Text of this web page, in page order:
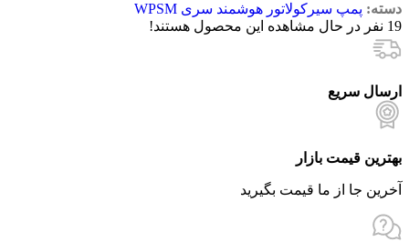
دسته: پمپ سیرکولاتور هوشمند سری WPSM
19 نفر در حال مشاهده این محصول هستند!
ارسال سریع
بهترین قیمت بازار
آخرین جا از ما قیمت بگیرید